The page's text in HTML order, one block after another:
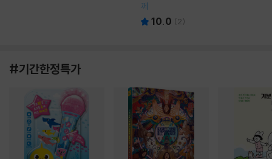
께
10.0 ( 2)
#기간한정특가